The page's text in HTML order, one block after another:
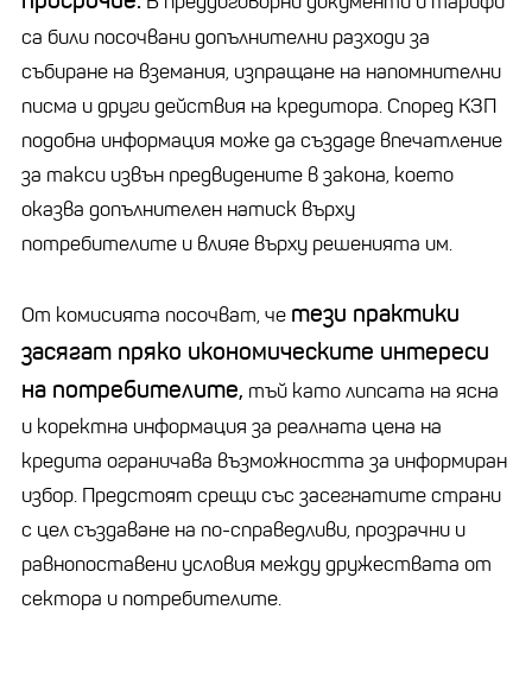
са били посочвани допълнителни разходи за
събиране на вземания, изпращане на напомнителни
писма и други действия на кредитора. Според КЗП
подобна информация може да създаде впечатление
за такси извън предвидените в закона, което
оказва допълнителен натиск върху
потребителите и влияе върху решенията им.
От комисията посочват, че тези практики
засягат пряко икономическите интереси
на потребителите, тъй като липсата на ясна
и коректна информация за реалната цена на
кредита ограничава възможността за информиран
избор. Предстоят срещи със засегнатите страни
с цел създаване на по-справедливи, прозрачни и
равнопоставени условия между дружествата от
сектора и потребителите.